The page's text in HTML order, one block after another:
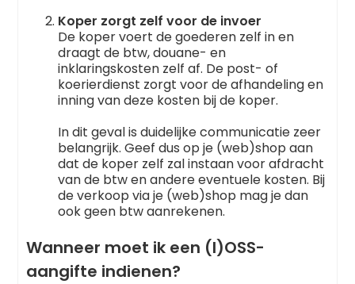
Koper zorgt zelf voor de invoer
De koper voert de goederen zelf in en
draagt de btw, douane- en
inklaringskosten zelf af. De post- of
koerierdienst zorgt voor de afhandeling en
inning van deze kosten bij de koper.
In dit geval is duidelijke communicatie zeer
belangrijk. Geef dus op je (web)shop aan
dat de koper zelf zal instaan voor afdracht
van de btw en andere eventuele kosten. Bij
de verkoop via je (web)shop mag je dan
ook geen btw aanrekenen.
Wanneer moet ik een (I)OSS-
aangifte indienen?